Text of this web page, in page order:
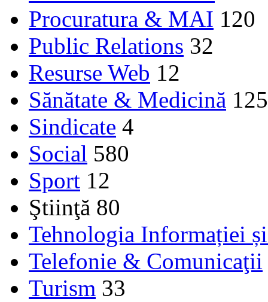
Procuratura & MAI 120
Public Relations 32
Resurse Web 12
Sănătate & Medicină 125
Sindicate 4
Social 580
Sport 12
Ştiinţă 80
Tehnologia Informației
Telefonie & Comunicaţii
Turism 33